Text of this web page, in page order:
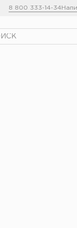
8 800 333-14-34